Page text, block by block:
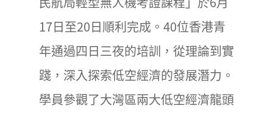
17日至20日順利完成。40位香港青
年通過四日三夜的培訓，從理論到實
踐，深入探索低空經濟的發展潛力。
學員參觀了大灣區兩大低空經濟龍頭